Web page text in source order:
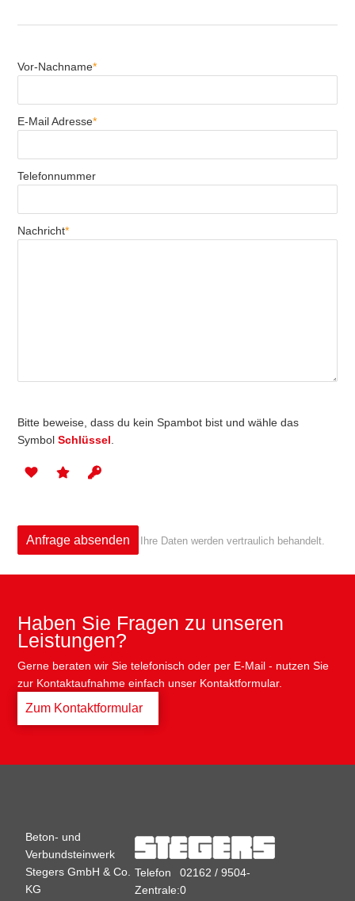
Vor-Nachname*
E-Mail Adresse*
Telefonnummer
Nachricht*
Bitte beweise, dass du kein Spambot bist und wähle das
Symbol Schlüssel
Ihre Daten werden vertraulich behandelt.
Haben Sie Fragen zu unseren
Leistungen?
Gerne beraten wir Sie telefonisch oder per E-Mail - nutzen Sie
zur Kontaktaufnahme einfach unser Kontaktformular.
Zum Kontaktformular
Beton- und
Verbundsteinwerk
Stegers GmbH & Co.
KG
Telefon
Zentrale:
02162 / 9504-
0